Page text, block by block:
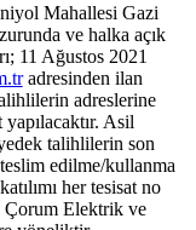
Mahallesi Gazi
ve halka açık
11 Ağustos 2021
adresinden ilan
adreslerine
Asil
talihlilerin son
edilme/kullanma
her tesisat no
Çorum Elektrik ve